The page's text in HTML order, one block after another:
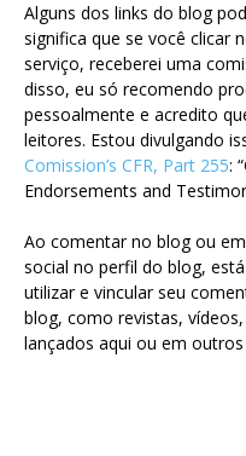
Alguns dos links do blog
significa que se você clicar
serviço, receberei uma
disso, eu só recomendo
pessoalmente e acredito
leitores. Estou divulgando
Comission’s CFR, Part 255:
Endorsements and
Ao comentar no blog ou
social no perfil do blog,
utilizar e vincular seu
blog, como revistas,
lançados aqui ou em outros